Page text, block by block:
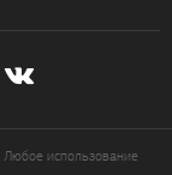
использование